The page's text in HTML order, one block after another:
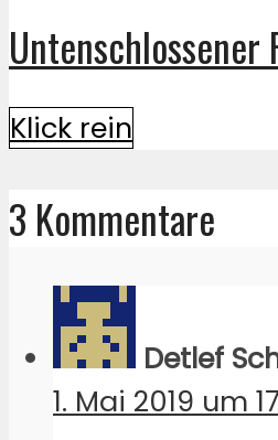
Untenschlossener
Klick rein
3 Kommentare
Detlef
1. Mai 2019 um